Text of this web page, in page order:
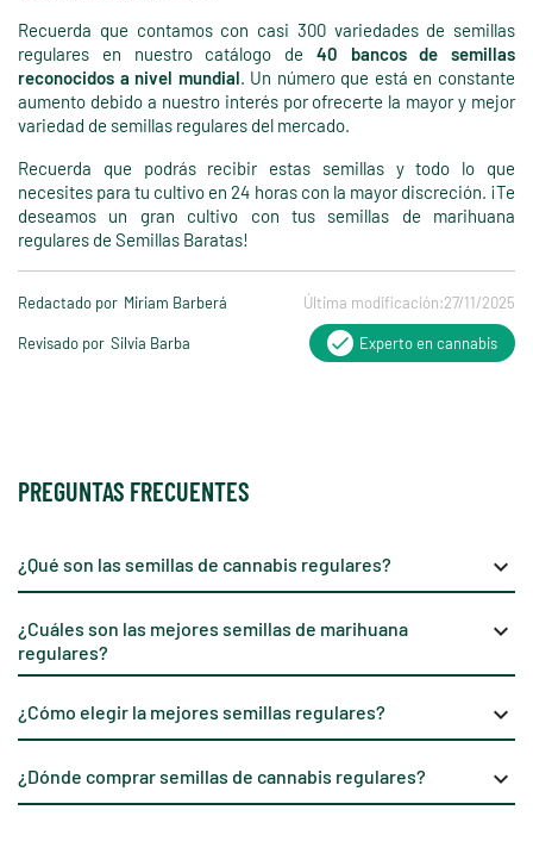
Recuerda que contamos con casi 300 variedades de semillas
regulares en nuestro catálogo de 40 bancos de semillas
reconocidos a nivel mundial. Un número que está en constante
aumento debido a nuestro interés por ofrecerte la mayor y mejor
variedad de semillas regulares del mercado.
Recuerda que podrás recibir estas semillas y todo lo que
necesites para tu cultivo en 24 horas con la mayor discreción. ¡Te
deseamos un gran cultivo con tus semillas de marihuana
regulares de Semillas Baratas!
Redactado por Miriam Barberá Última modificación:27/11/2025
Revisado por Silvia Barba Experto en cannabis
PREGUNTAS FRECUENTES
¿Qué son las semillas de cannabis regulares? keyboard_arrow_down
¿Cuáles son las mejores semillas de marihuana
regulares?
keyboard_arrow_down
¿Cómo elegir la mejores semillas regulares? keyboard_arrow_down
¿Dónde comprar semillas de cannabis regulares? keyboard_arrow_down